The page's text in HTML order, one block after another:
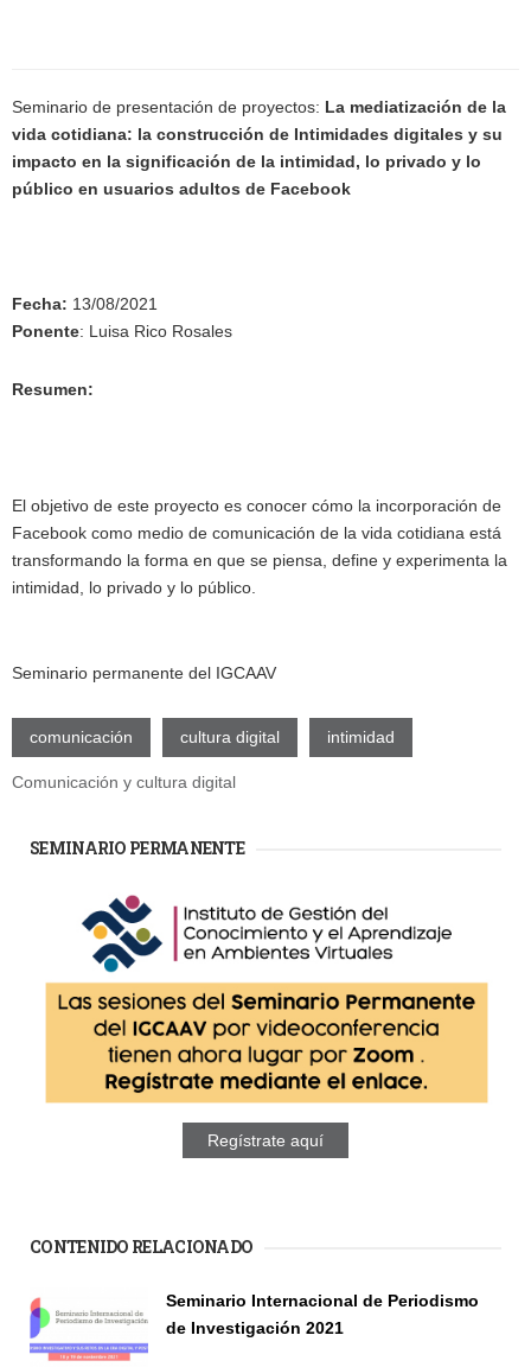
Seminario de presentación de proyectos: La mediatización de la
vida cotidiana: la construcción de Intimidades digitales y su
impacto en la significación de la intimidad, lo privado y lo
público en usuarios adultos de Facebook
Fecha: 13/08/2021
Ponente: Luisa Rico Rosales
Resumen:
El objetivo de este proyecto es conocer cómo la incorporación de
Facebook como medio de comunicación de la vida cotidiana está
transformando la forma en que se piensa, define y experimenta la
intimidad, lo privado y lo público.
Seminario permanente del IGCAAV
comunicación cultura digital intimidad
Comunicación y cultura digital
SEMINARIO PERMANENTE
Regístrate aquí
CONTENIDO RELACIONADO
Seminario Internacional de Periodismo
de Investigación 2021
Páginas